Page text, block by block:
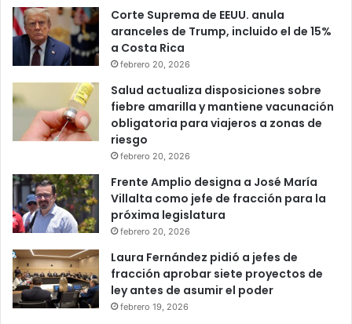
Corte Suprema de EEUU. anula
aranceles de Trump, incluido el de 15%
a Costa Rica
febrero 20, 2026
Salud actualiza disposiciones sobre
fiebre amarilla y mantiene vacunación
obligatoria para viajeros a zonas de
riesgo
febrero 20, 2026
Frente Amplio designa a José María
Villalta como jefe de fracción para la
próxima legislatura
febrero 20, 2026
Laura Fernández pidió a jefes de
fracción aprobar siete proyectos de
ley antes de asumir el poder
febrero 19, 2026